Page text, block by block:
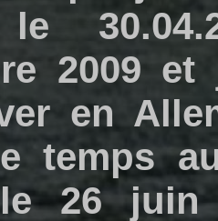
2009
en
temps
26 juin